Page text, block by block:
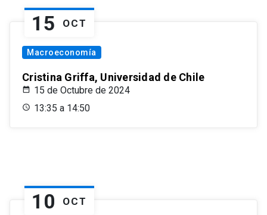
15 OCT
Macroeconomía
Cristina Griffa, Universidad de Chile
15 de Octubre de 2024
13:35 a 14:50
10 OCT